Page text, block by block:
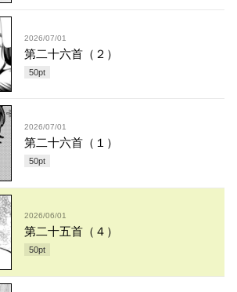
2026/07/01
第二十六首（２）
50pt
2026/07/01
第二十六首（１）
50pt
2026/06/01
第二十五首（４）
50pt